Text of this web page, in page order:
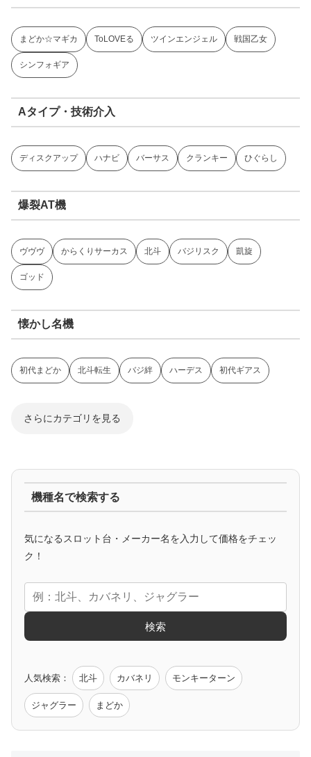
まどか☆マギカ ToLOVEる ツインエンジェル 戦国乙女
シンフォギア
Aタイプ・技術介入
ディスクアップ ハナビ バーサス クランキー ひぐらし
爆裂AT機
ヴヴヴ からくりサーカス 北斗 バジリスク 凱旋
ゴッド
懐かし名機
初代まどか 北斗転生 バジ絆 ハーデス 初代ギアス
さらにカテゴリを見る
マイジャグ ファンキー アイム ゴージャグ ハッピー
アニメタイアップ
エヴァ コードギアス 化物語 炎炎ノ消防隊
モンハン バイオ ペルソナ
機種名で検索する
気になるスロット台・メーカー名を入力して価格をチェッ
ク！
検索
人気検索： 北斗 カバネリ モンキーターン
ジャグラー まどか